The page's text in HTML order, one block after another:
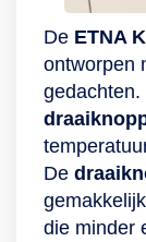
De ETNA
ontworpen
De
die minder